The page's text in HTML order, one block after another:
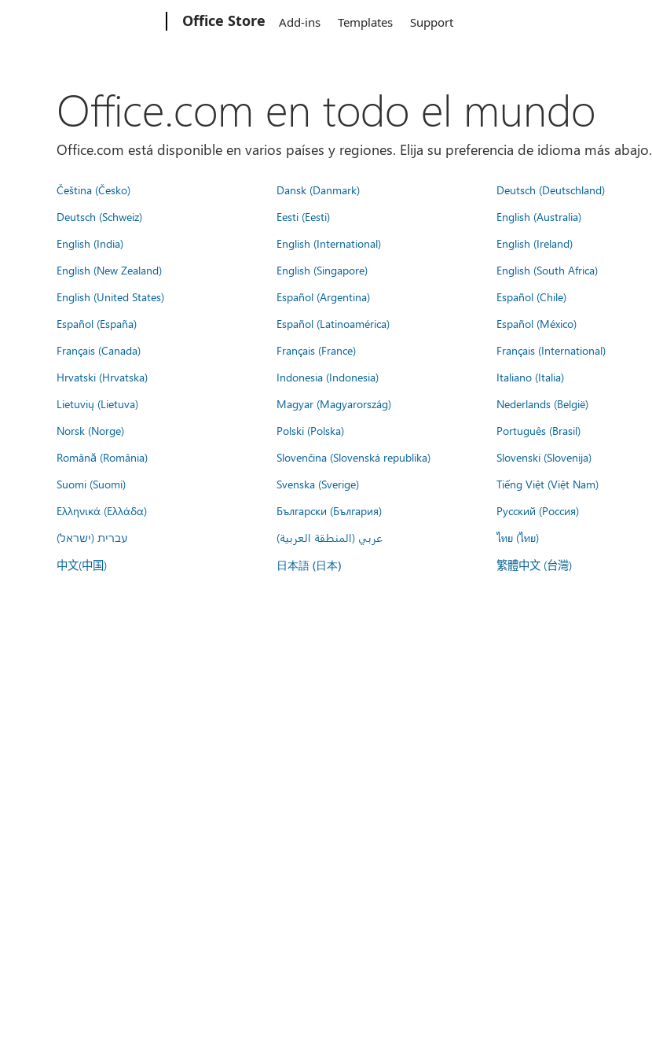
Office Store Add-ins Templates Support
Office.com en todo el mundo
Office.com está disponible en varios países y regiones. Elija su preferencia de idioma más abajo.
Čeština (Česko) Dansk (Danmark) Deutsch (Deutschland)
Deutsch (Schweiz)
Eesti (Eesti) English (Australia)
English (India)
English (International) English (Ireland)
English (New Zealand)
English (Singapore) English (South Africa)
English (United States)
Español (Argentina) Español (Chile)
Español (España)
Español (Latinoamérica) Español (México)
Français (Canada)
Français (France) Français (International)
Hrvatski (Hrvatska)
Indonesia (Indonesia) Italiano (Italia)
Lietuvių (Lietuva)
Magyar (Magyarország) Nederlands (België)
Norsk (Norge)
Polski (Polska) Português (Brasil)
Română (România)
Slovenčina (Slovenská republika) Slovenski (Slovenija)
Suomi (Suomi)
Svenska (Sverige) Tiếng Việt (Việt Nam)
Ελληνικά (Ελλάδα)
Български (България) Русский (Россия)
עברית (ישראל)
عربي (المنطقة العربية) ไทย (ไทย)
中文(中国) 日本語 (日本) 繁體中文 (台灣)